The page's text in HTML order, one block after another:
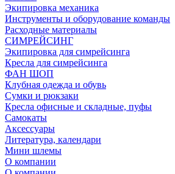
Экипировка механика
Инструменты и оборудование команды
Расходные материалы
СИМРЕЙСИНГ
Экипировка для симрейсинга
Кресла для симрейсинга
ФАН ШОП
Клубная одежда и обувь
Сумки и рюкзаки
Кресла офисные и складные, пуфы
Самокаты
Аксессуары
Литература, календари
Мини шлемы
О компании